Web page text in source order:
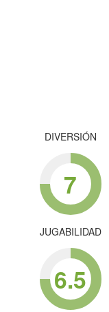
DIVERSIÓN
7
JUGABILIDAD
6.5